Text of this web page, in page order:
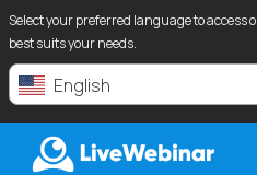
Select your preferred language to access
best suits your needs.
English